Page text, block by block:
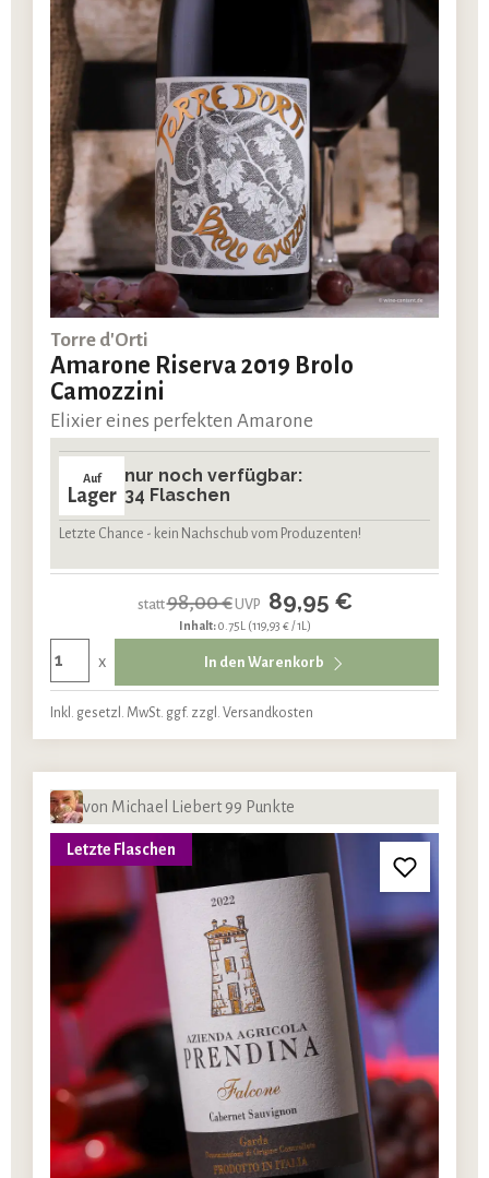
Torre d'Orti
Amarone Riserva 2019 Brolo
Camozzini
Elixier eines perfekten Amarone
Auf
Lager
nur noch verfügbar:
34 Flaschen
Letzte Chance - kein Nachschub vom Produzenten!
statt98,00 €UVP 89,95 €
Inhalt:0.75L (119,93 € / 1L)
x In den Warenkorb
Inkl. gesetzl. MwSt. ggf. zzgl. Versandkosten
von Michael Liebert 99 Punkte
Letzte Flaschen